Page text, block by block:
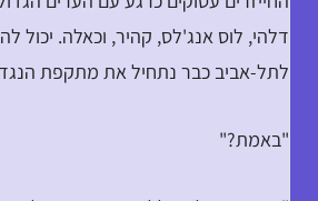
דלהי, לוס אנג'לס, קהיר, וכאלה. יכול
לתל-אביב כבר נתחיל את מתקפת
"באמת?"